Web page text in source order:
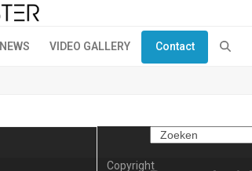
NEWS VIDEO GALLERY Contact
Search
Copyright